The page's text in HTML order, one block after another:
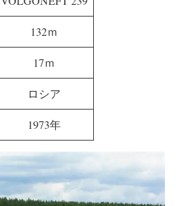
132ｍ
17ｍ
ロシア
1973年